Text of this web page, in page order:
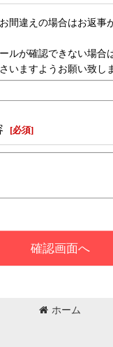
間違えの場合はお返事
ルが確認できない場合
いますようお願い致し
[必須]
確認画面へ
ホーム